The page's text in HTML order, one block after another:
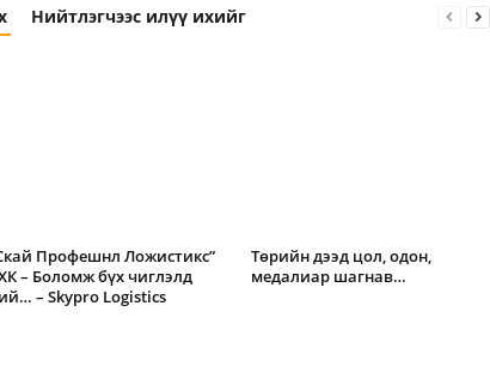
Нийтлэгчээс илүү ихийг
Профешнл Ложистикс”
– Боломж бүх чиглэлд
– Skypro Logistics
Төрийн дээд цол, одон,
медалиар шагнав…